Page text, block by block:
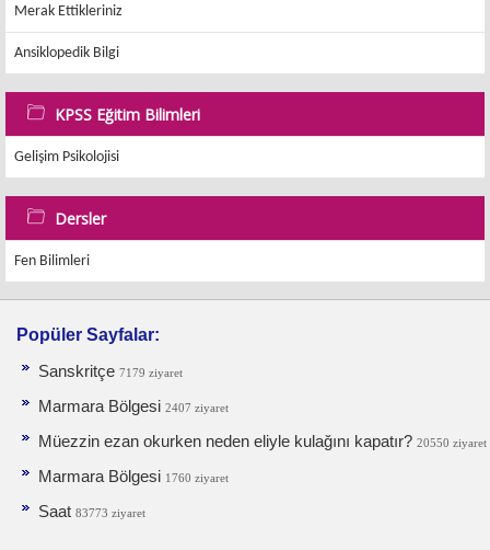
Merak Ettikleriniz
Ansiklopedik Bilgi
KPSS Eğitim Bilimleri
Gelişim Psikolojisi
Dersler
Fen Bilimleri
Popüler Sayfalar:
Sanskritçe 7179 ziyaret
Marmara Bölgesi 2407 ziyaret
Müezzin ezan okurken neden eliyle kulağını kapatır? 20550 ziyaret
Marmara Bölgesi 1760 ziyaret
Saat 83773 ziyaret